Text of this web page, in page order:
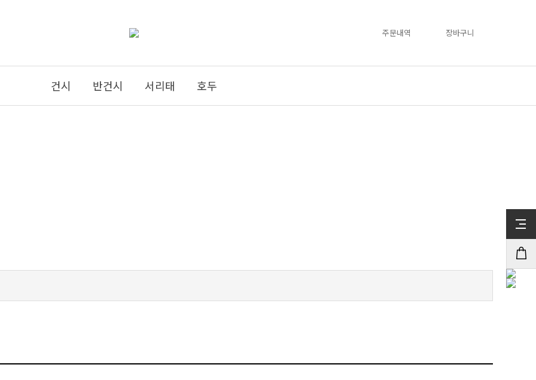
주문내역 장바구니
건시 반건시 서리태 호두